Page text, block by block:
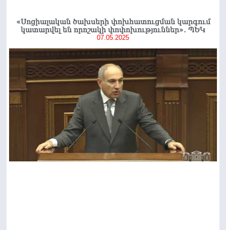
«Սոցիալական ծախսերի փոխհատուցման կարգում
կատարվել են որոշակի փոփոխություններ»․ ՊԵԿ
07.05.2025